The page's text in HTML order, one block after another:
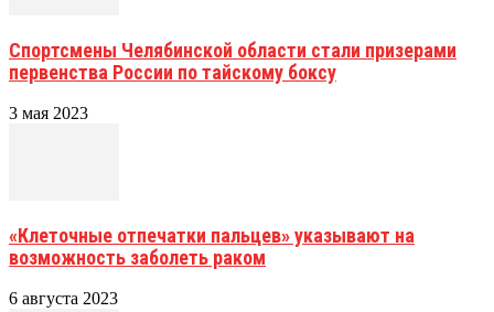
Спортсмены Челябинской области стали призерами
первенства России по тайскому боксу
3 мая 2023
«Клеточные отпечатки пальцев» указывают на
возможность заболеть раком
6 августа 2023